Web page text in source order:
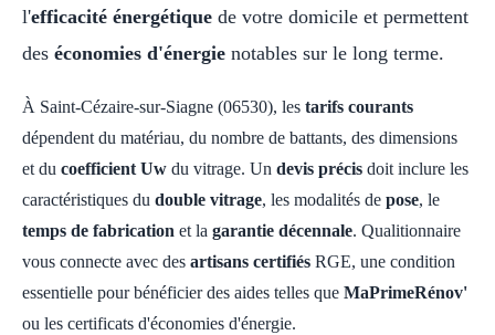
l'efficacité énergétique de votre domicile et permettent
des économies d'énergie notables sur le long terme.
À Saint-Cézaire-sur-Siagne (06530), les tarifs courants
dépendent du matériau, du nombre de battants, des dimensions
et du coefficient Uw du vitrage. Un devis précis doit inclure les
caractéristiques du double vitrage, les modalités de pose, le
temps de fabrication et la garantie décennale. Qualitionnaire
vous connecte avec des artisans certifiés RGE, une condition
essentielle pour bénéficier des aides telles que MaPrimeRénov'
ou les certificats d'économies d'énergie.